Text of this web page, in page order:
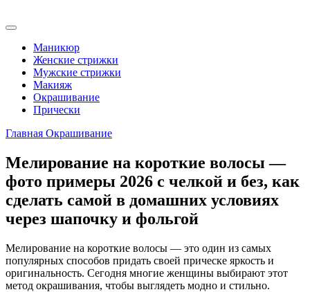
Маникюр
Женские стрижки
Мужские стрижки
Макияж
Окрашивание
Прически
Главная Окрашивание
Мелирование на короткие волосы —
фото примеры 2026 с челкой и без, как
сделать самой в домашних условиях
через шапочку и фольгой
Мелирование на короткие волосы — это один из самых
популярных способов придать своей прическе яркость и
оригинальность. Сегодня многие женщины выбирают этот
метод окрашивания, чтобы выглядеть модно и стильно.